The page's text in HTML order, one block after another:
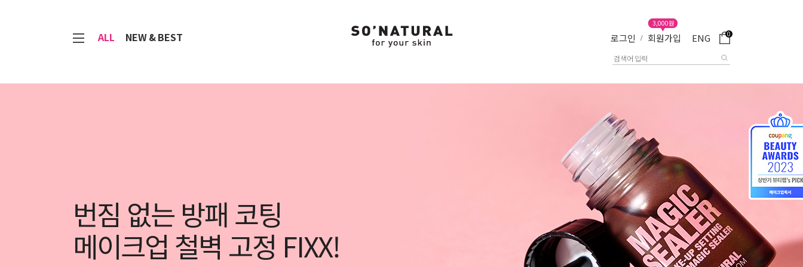
ALL NEW & BEST 로그인 / 회원가입
3,000원
ENG 0
번짐 없는 방패 코팅
메이크업 철벽 고정 FIXX!